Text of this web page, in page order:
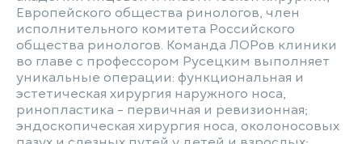
Европейского общества ринологов, член
исполнительного комитета Российского
общества ринологов. Команда ЛОРов клиники
во главе с профессором Русецким выполняет
уникальные операции: функциональная и
эстетическая хирургия наружного носа,
ринопластика - первичная и ревизионная;
эндоскопическая хирургия носа, околоносовых